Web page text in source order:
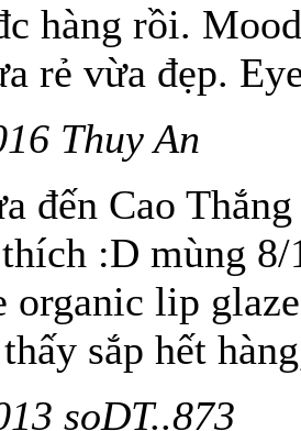
hàng rồi.
rẻ vừa đẹp.
Thuy An
đến Cao
:D mùng
organic lip
sắp hết
soDT..873